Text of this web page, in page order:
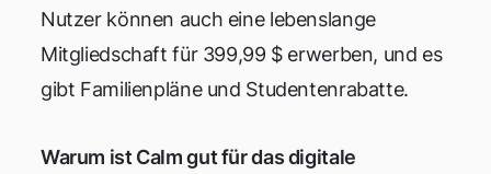
Nutzer können auch eine lebenslange
Mitgliedschaft für 399,99 $ erwerben, und es
gibt Familienpläne und Studentenrabatte.
Warum ist Calm gut für das digitale